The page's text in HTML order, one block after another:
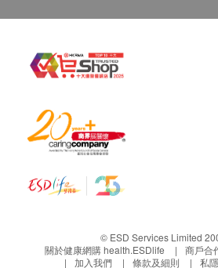
© ESD Services Limited
關於健康網購 health.ESDlife
商戶合
加入我們
條款及細則 私